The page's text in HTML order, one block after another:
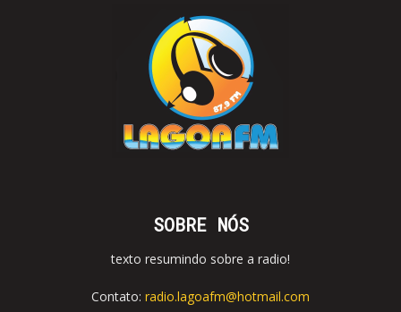
SOBRE NÓS
texto resumindo sobre a radio!
Contato: radio.lagoafm@hotmail.com